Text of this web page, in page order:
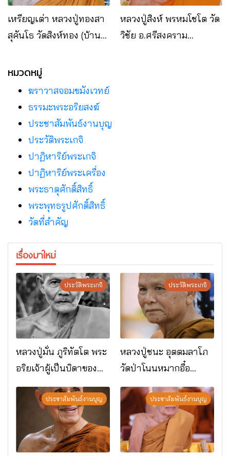
เหรียญเต่า หลวงปู่ทองสา
สุคันโธ วัดสิงห์ทอง (บ้าน
จ.นครพนม
หลวงปู่สิงห์ พรหมโชโต วัด
วิชัย อ.ศรีสงคราม
หมวดหมู่
ฆราวาสจอมขมังเวทย์
ธรรมะพระอริยสงฆ์
ประชาสัมพันธ์งานบุญ
ประวัติพระเกจิ
ปาฏิหาริย์พระเกจิ
ปาฏิหาริย์พระเครื่อง
พระธาตุศักดิ์สิทธิ์
พระพุทธรูปศักดิ์สิทธิ์
วัดที่สําคัญ
เรื่องมาใหม่
ประวัติพระเกจิ
หลวงปู่มั่น ภูริทัตโต พระ
อริยเจ้าผู้เป็นบิดาของ
พระกรรมฐาน
ประวัติพระเกจิ
หลวงปู่ชนะ อุตตมลาโภ
วัดป่าโนนหมากอื๋อ
อ.เมือง จ.มหาสารคาม
ประชาสัมพันธ์งานบุญ ประชาสัมพันธ์งานบุญ